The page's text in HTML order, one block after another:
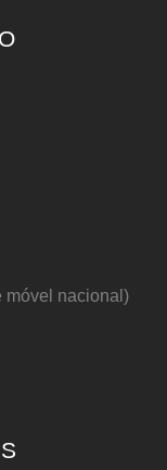
móvel nacional)